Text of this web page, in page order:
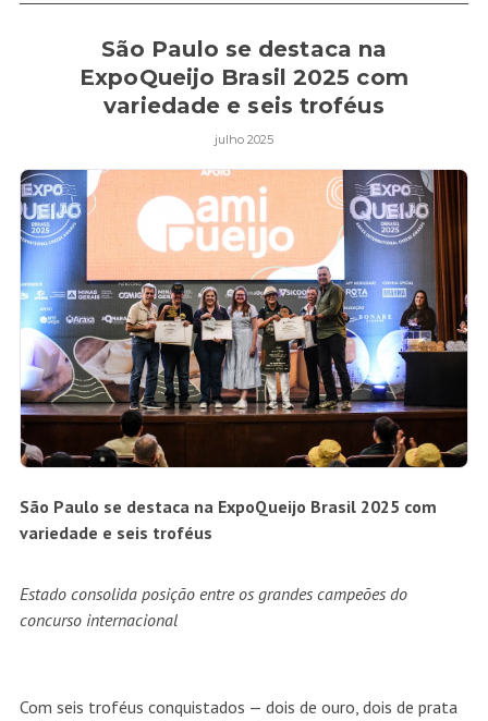
São Paulo se destaca na
ExpoQueijo Brasil 2025 com
variedade e seis troféus
julho 2025
São Paulo se destaca na ExpoQueijo Brasil 2025 com
variedade e seis troféus
Estado consolida posição entre os grandes campeões do
concurso internacional
Com seis troféus conquistados — dois de ouro, dois de prata